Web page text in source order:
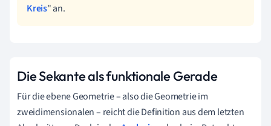
Kreis" an.
Die Sekante als funktionale Gerade
Für die ebene Geometrie – also die Geometrie im
zweidimensionalen – reicht die Definition aus dem letzten